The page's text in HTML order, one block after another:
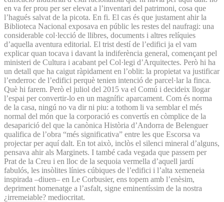
en va fer prou per ser elevat a l’inventari del patrimoni, cosa que
l’hagués salvat de la picota. En fi. El cas és que justament ahir la
Biblioteca Nacional exposava en públic les restes del naufragi: una
considerable col·lecció de llibres, documents i altres relíquies
d’aquella aventura editorial. El trist destí de l’edifici ja el vam
explicar quan tocava i davant la indiferència general, començant pel
ministeri de Cultura i acabant pel Col·legi d’Arquitectes. Però hi ha
un detall que ha caigut ràpidament en l’oblit: la propietat va justificar
l’enderroc de l’edifici perquè tenien intenció de parcel·lar la finca.
Què hi farem. Però el juliol del 2015 va el Comú i decideix llogar
l’espai per convertir-lo en un magnífic aparcament. Com és norma
de la casa, ningú no va dir ni piu: a tothom li va semblar el més
normal del món que la corporació es convertís en còmplice de la
desaparició del que la canònica Història d’Andorra de Belenguer
qualifica de l’obra “més significativa” entre les que Escorsa va
projectar per aquí dalt. En tot això, inclòs el silenci mineral d’alguns,
pensava ahir als Marginets. I també cada vegada que passem per
Prat de la Creu i en lloc de la sequoia vermella d’aquell jardí
fabulós, les insòlites línies cúbiques de l’edifici i l’alta xemeneia
inspirada –diuen– en Le Corbusier, ens topem amb l’enèsim,
depriment homenatge a l’asfalt, signe eminentíssim de la nostra
¿irremeiable? mediocritat.